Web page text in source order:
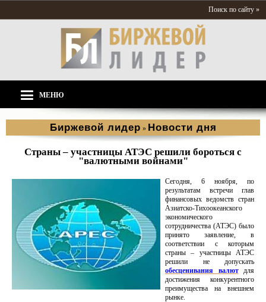
Поиск по сайту »
МЕНЮ
Биржевой лидер » Новости дня
Страны – участницы АТЭС решили бороться с
"валютными войнами"
Сегодня, 6 ноября, по
результатам встречи глав
финансовых ведомств стран
Азиатско-Тихоокеанского
экономического
сотрудничества (АТЭС) было
принято заявление, в
соответствии с которым
страны – участницы АТЭС
решили не допускать
обесценивания валютдля
достижения конкурентного
преимущества на внешнем
рынке.